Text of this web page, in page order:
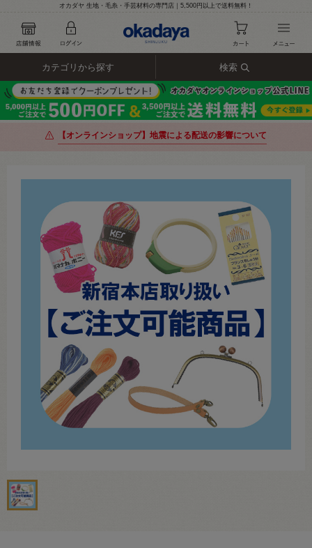
オカダヤ 生地・毛糸・手芸材料の専門店｜5,500円以上で送料無料！
カテゴリから探す 検索
【オンラインショップ】地震による配送の影響について